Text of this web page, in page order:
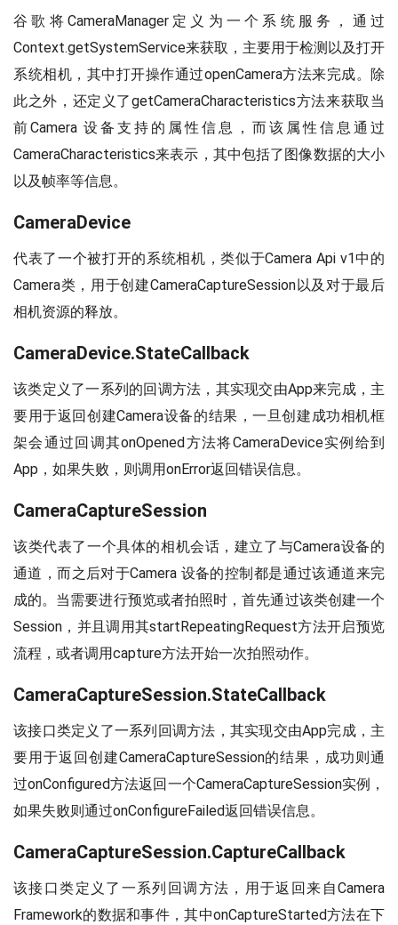
谷歌将CameraManager定义为一个系统服务，通过
Context.getSystemService来获取，主要用于检测以及打开
系统相机，其中打开操作通过openCamera方法来完成。除
此之外，还定义了getCameraCharacteristics方法来获取当
前Camera 设备支持的属性信息，而该属性信息通过
CameraCharacteristics来表示，其中包括了图像数据的大小
以及帧率等信息。
CameraDevice
代表了一个被打开的系统相机，类似于Camera Api v1中的
Camera类，用于创建CameraCaptureSession以及对于最后
相机资源的释放。
CameraDevice.StateCallback
该类定义了一系列的回调方法，其实现交由App来完成，主
要用于返回创建Camera设备的结果，一旦创建成功相机框
架会通过回调其onOpened方法将CameraDevice实例给到
App，如果失败，则调用onError返回错误信息。
CameraCaptureSession
该类代表了一个具体的相机会话，建立了与Camera设备的
通道，而之后对于Camera 设备的控制都是通过该通道来完
成的。当需要进行预览或者拍照时，首先通过该类创建一个
Session，并且调用其startRepeatingRequest方法开启预览
流程，或者调用capture方法开始一次拍照动作。
CameraCaptureSession.StateCallback
该接口类定义了一系列回调方法，其实现交由App完成，主
要用于返回创建CameraCaptureSession的结果，成功则通
过onConfigured方法返回一个CameraCaptureSession实例，
如果失败则通过onConfigureFailed返回错误信息。
CameraCaptureSession.CaptureCallback
该接口类定义了一系列回调方法，用于返回来自Camera
Framework的数据和事件，其中onCaptureStarted方法在下